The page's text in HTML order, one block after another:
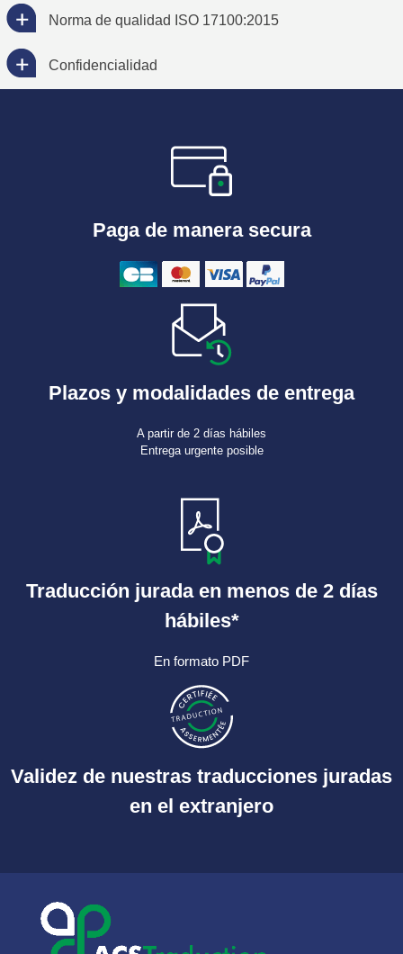
Norma de qualidad ISO 17100:2015
Confidencialidad
Paga de manera secura
Plazos y modalidades de entrega
A partir de 2 días hábiles
Entrega urgente posible
Traducción jurada en menos de 2 días
hábiles*
En formato PDF
Validez de nuestras traducciones juradas
en el extranjero